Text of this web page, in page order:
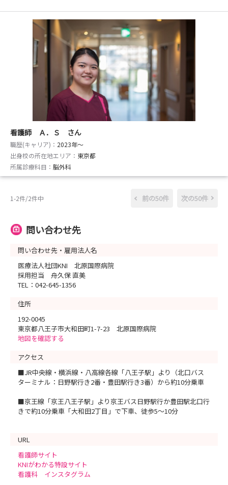
看護師 Ａ．Ｓ さん
職歴(キャリア)： 2023年〜
出身校の所在地エリア： 東京都
所属診療科目： 脳外科
1-2件/2件中 前の50件 次の50件
問い合わせ先
問い合わせ先・雇用法人名
医療法人社団KNI 北原国際病院
採用担当 舟久保 直美
TEL：042-645-1356
住所
192-0045
東京都八王子市大和田町1-7-23 北原国際病院
地図を確認する
アクセス
■JR中央線・横浜線・八高線各線「八王子駅」より（北口バス
ターミナル：日野駅行き2番・豊田駅行き3番）から約10分乗車
■京王線「京王八王子駅」より京王バス日野駅行か豊田駅北口行
きで約10分乗車「大和田2丁目」で下車、徒歩5～10分
URL
看護師サイト
KNIがわかる特設サイト
看護科 インスタグラム